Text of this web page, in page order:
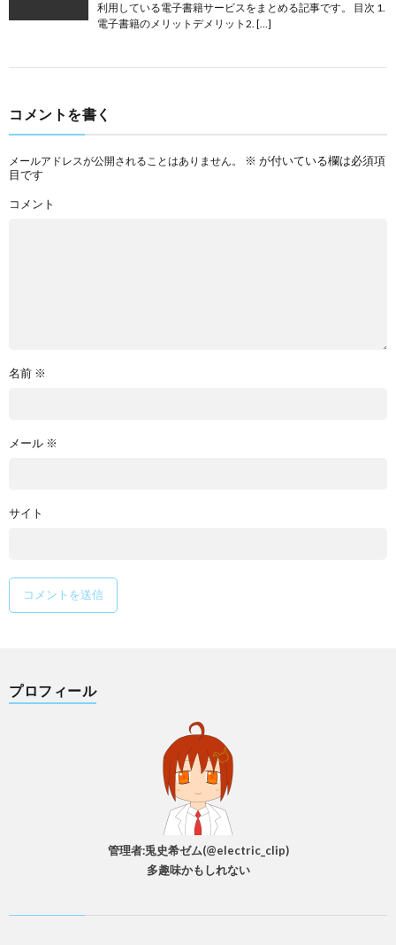
利用している電子書籍サービスをまとめる記事です。 目次 1.
電子書籍のメリットデメリット2. […]
コメントを書く
メールアドレスが公開されることはありません。 ※ が付いている欄は必須項
目です
コメント
名前 ※
メール ※
サイト
プロフィール
管理者:兎史希ゼム(@electric_clip)
多趣味かもしれない